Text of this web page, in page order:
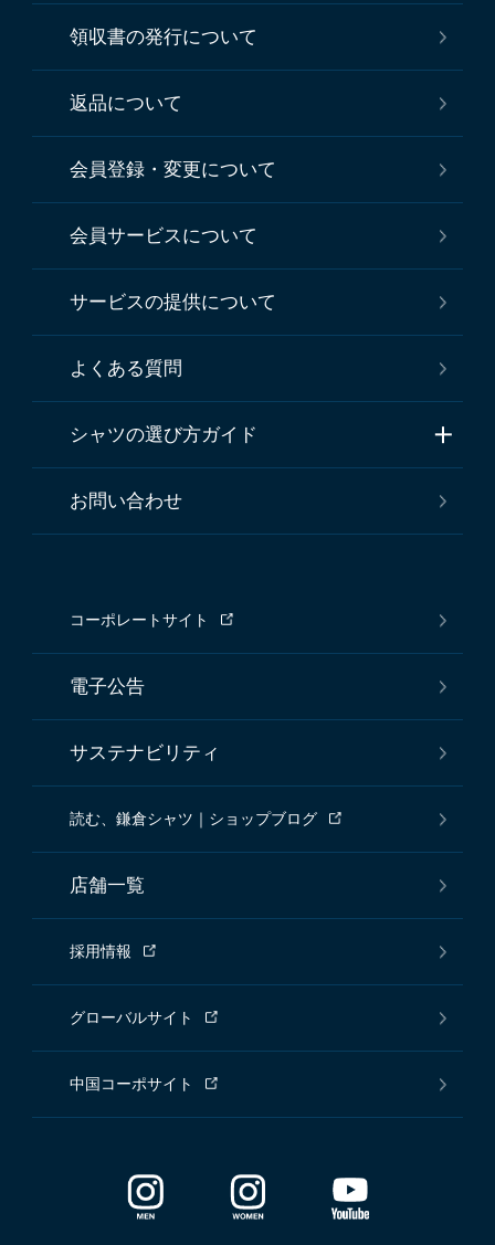
領収書の発行について
返品について
会員登録・変更について
会員サービスについて
サービスの提供について
よくある質問
シャツの選び方ガイド
お問い合わせ
コーポレートサイト
電子公告
サステナビリティ
読む、鎌倉シャツ｜ショップブログ
店舗一覧
採用情報
グローバルサイト
中国コーポサイト